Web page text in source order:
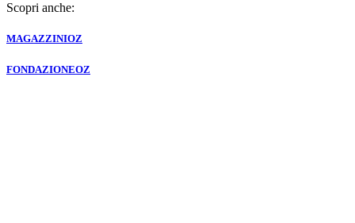
Scopri anche:
MAGAZZINIOZ
FONDAZIONEOZ